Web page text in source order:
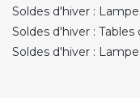
Soldes d'hiver :
Soldes d'hiver : Tables
Soldes d'hiver :